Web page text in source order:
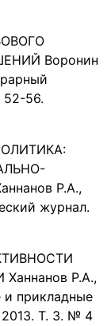
Воронин
52-56.
Р.А.,
журнал.
Р.А.,
прикладные
Т. 3. № 4